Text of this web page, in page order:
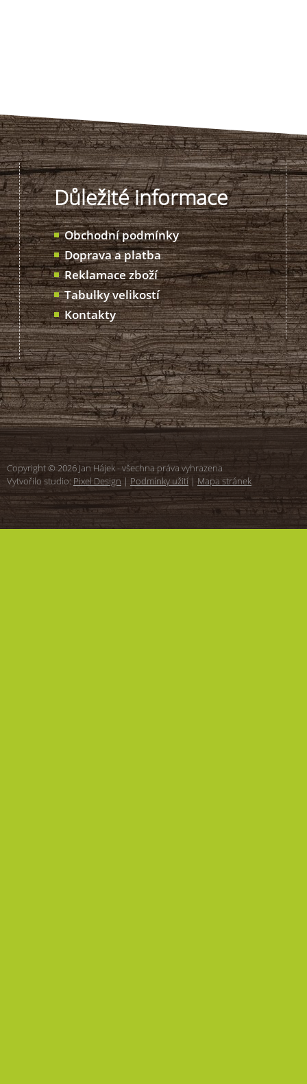
Důležité informace
Obchodní podmínky
Doprava a platba
Reklamace zboží
Tabulky velikostí
Kontakty
Copyright © 2026 Jan Hájek - všechna práva vyhrazena
Vytvořilo studio: Pixel Design | Podmínky užití | Mapa stránek